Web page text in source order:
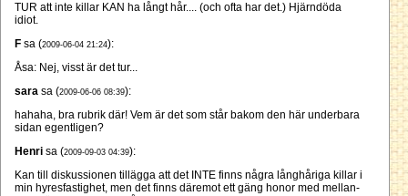
TUR att inte killar KAN ha långt hår.... (och ofta har det.) Hjärndöda
idiot.
F sa (2009-06-04 21:24):
Åsa: Nej, visst är det tur...
sara sa (2009-06-06 08:39):
hahaha, bra rubrik där! Vem är det som står bakom den här underbara
sidan egentligen?
Henri sa (2009-09-03 04:39):
Kan till diskussionen tillägga att det INTE finns några långhåriga killar i
min hyresfastighet, men det finns däremot ett gäng honor med mellan-